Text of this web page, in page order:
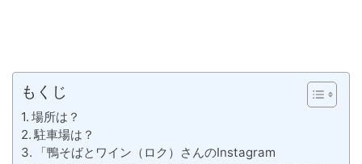
もくじ
場所は？
駐車場は？
「鴨そばとワイン（ロク）さんのInstagram